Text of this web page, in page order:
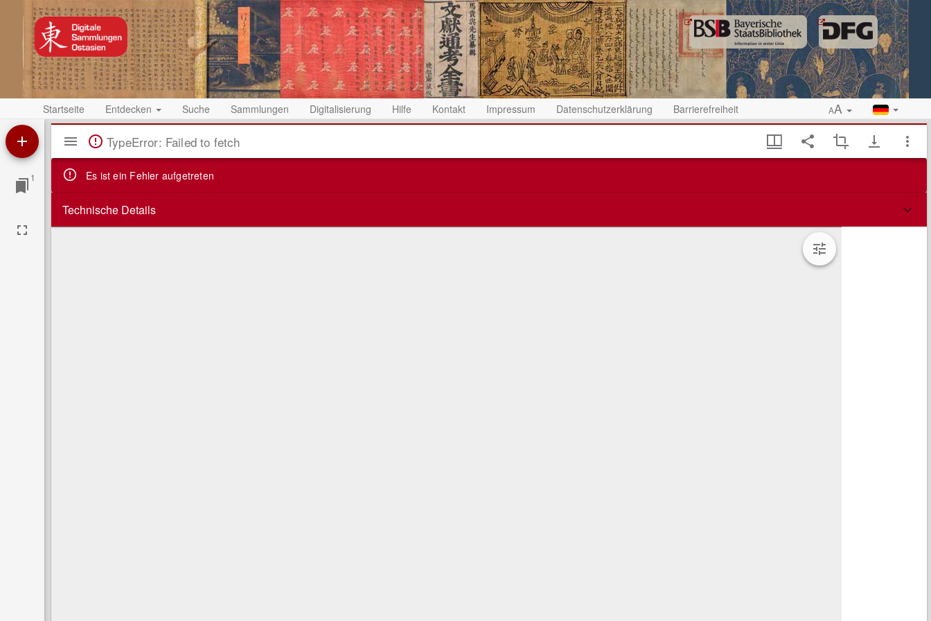
Startseite Entdecken Suche Sammlungen Digitalisierung Hilfe Kontakt Impressum Datenschutzerklärung Barrierefreiheit AA
1
Mirador
ViewerTypeError: Failed to fetch
Es ist ein Fehler aufgetreten
Technische Details